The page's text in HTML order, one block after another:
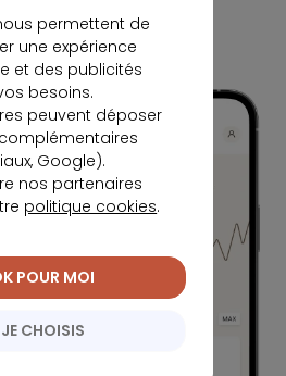
permettent de
une expérience
et des publicités
besoins.
peuvent déposer
Google).
nos partenaires
politique cookies.
JE CHOISIS
POUR MOI